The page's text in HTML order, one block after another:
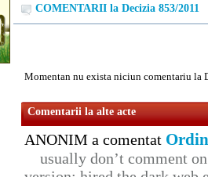
COMENTARII la Decizia 853/2011
Momentan nu exista niciun comentariu la
Comentarii la alte acte
ANONIM a comentat
usually don’t comment